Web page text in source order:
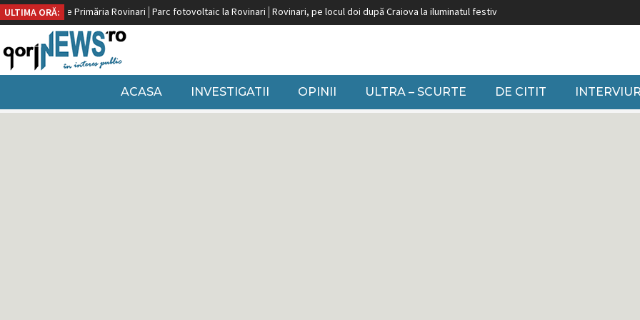
ULTIMA ORĂ:Parc fotovoltaic la Rovinari Rovinari, pe locul doi după Craiova la iluminatul festiv Burduja: ”Nu putem să închidem grupuri pe cărbune fără să
ACASA INVESTIGATII OPINII ULTRA – SCURTE DE CITIT